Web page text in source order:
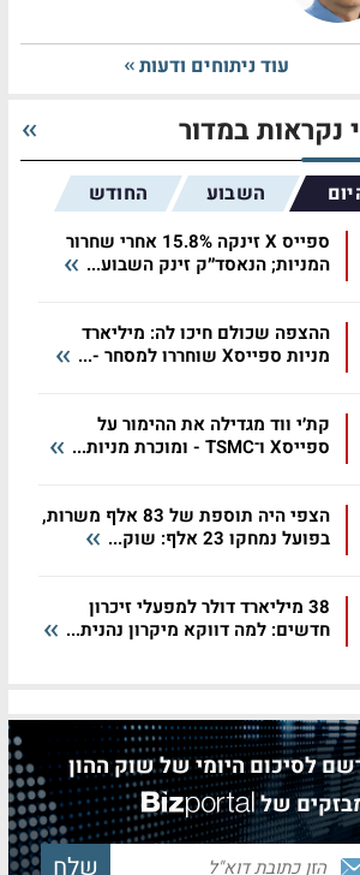
עוד ניתוחים ודעות
נקראות במדור
השבוע החודש
ספייס X זינקה 15.8% אחרי שחרור
המניות; הנאסד״ק זינק השבוע...
ההצפה שכולם חיכו לה: מיליארד
מניות ספייסX שוחררו למסחר -...
קת׳י ווד מגדילה את ההימור על
ספייסX ו־TSMC - ומוכרת מניות...
הצפי היה תוספת של 83 אלף משרות,
בפועל נמחקו 23 אלף: שוק...
38 מיליארד דולר למפעלי זיכרון
חדשים: למה דווקא מיקרון נהנית...
לסיכום היומי של שוק ההון
של